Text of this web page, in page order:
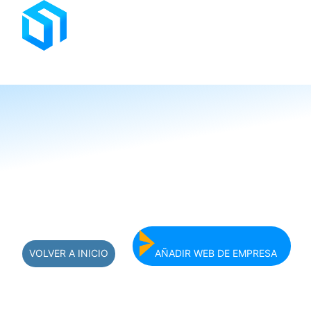
Saltar
contenido
VOLVER A INICIO AÑADIR WEB DE EMPRESA